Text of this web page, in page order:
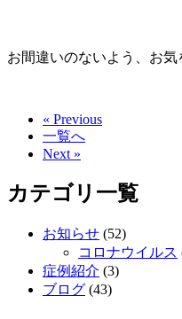
お間違いのないよう、お気
« Previous
一覧へ
Next »
カテゴリ一覧
お知らせ (52)
コロナウイルス
症例紹介 (3)
ブログ (43)